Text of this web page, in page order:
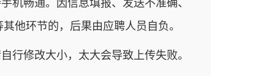
机畅通。因信息填报、发送不准确、
他环节的，后果由应聘人员自负。
行修改大小，太大会导致上传失败。